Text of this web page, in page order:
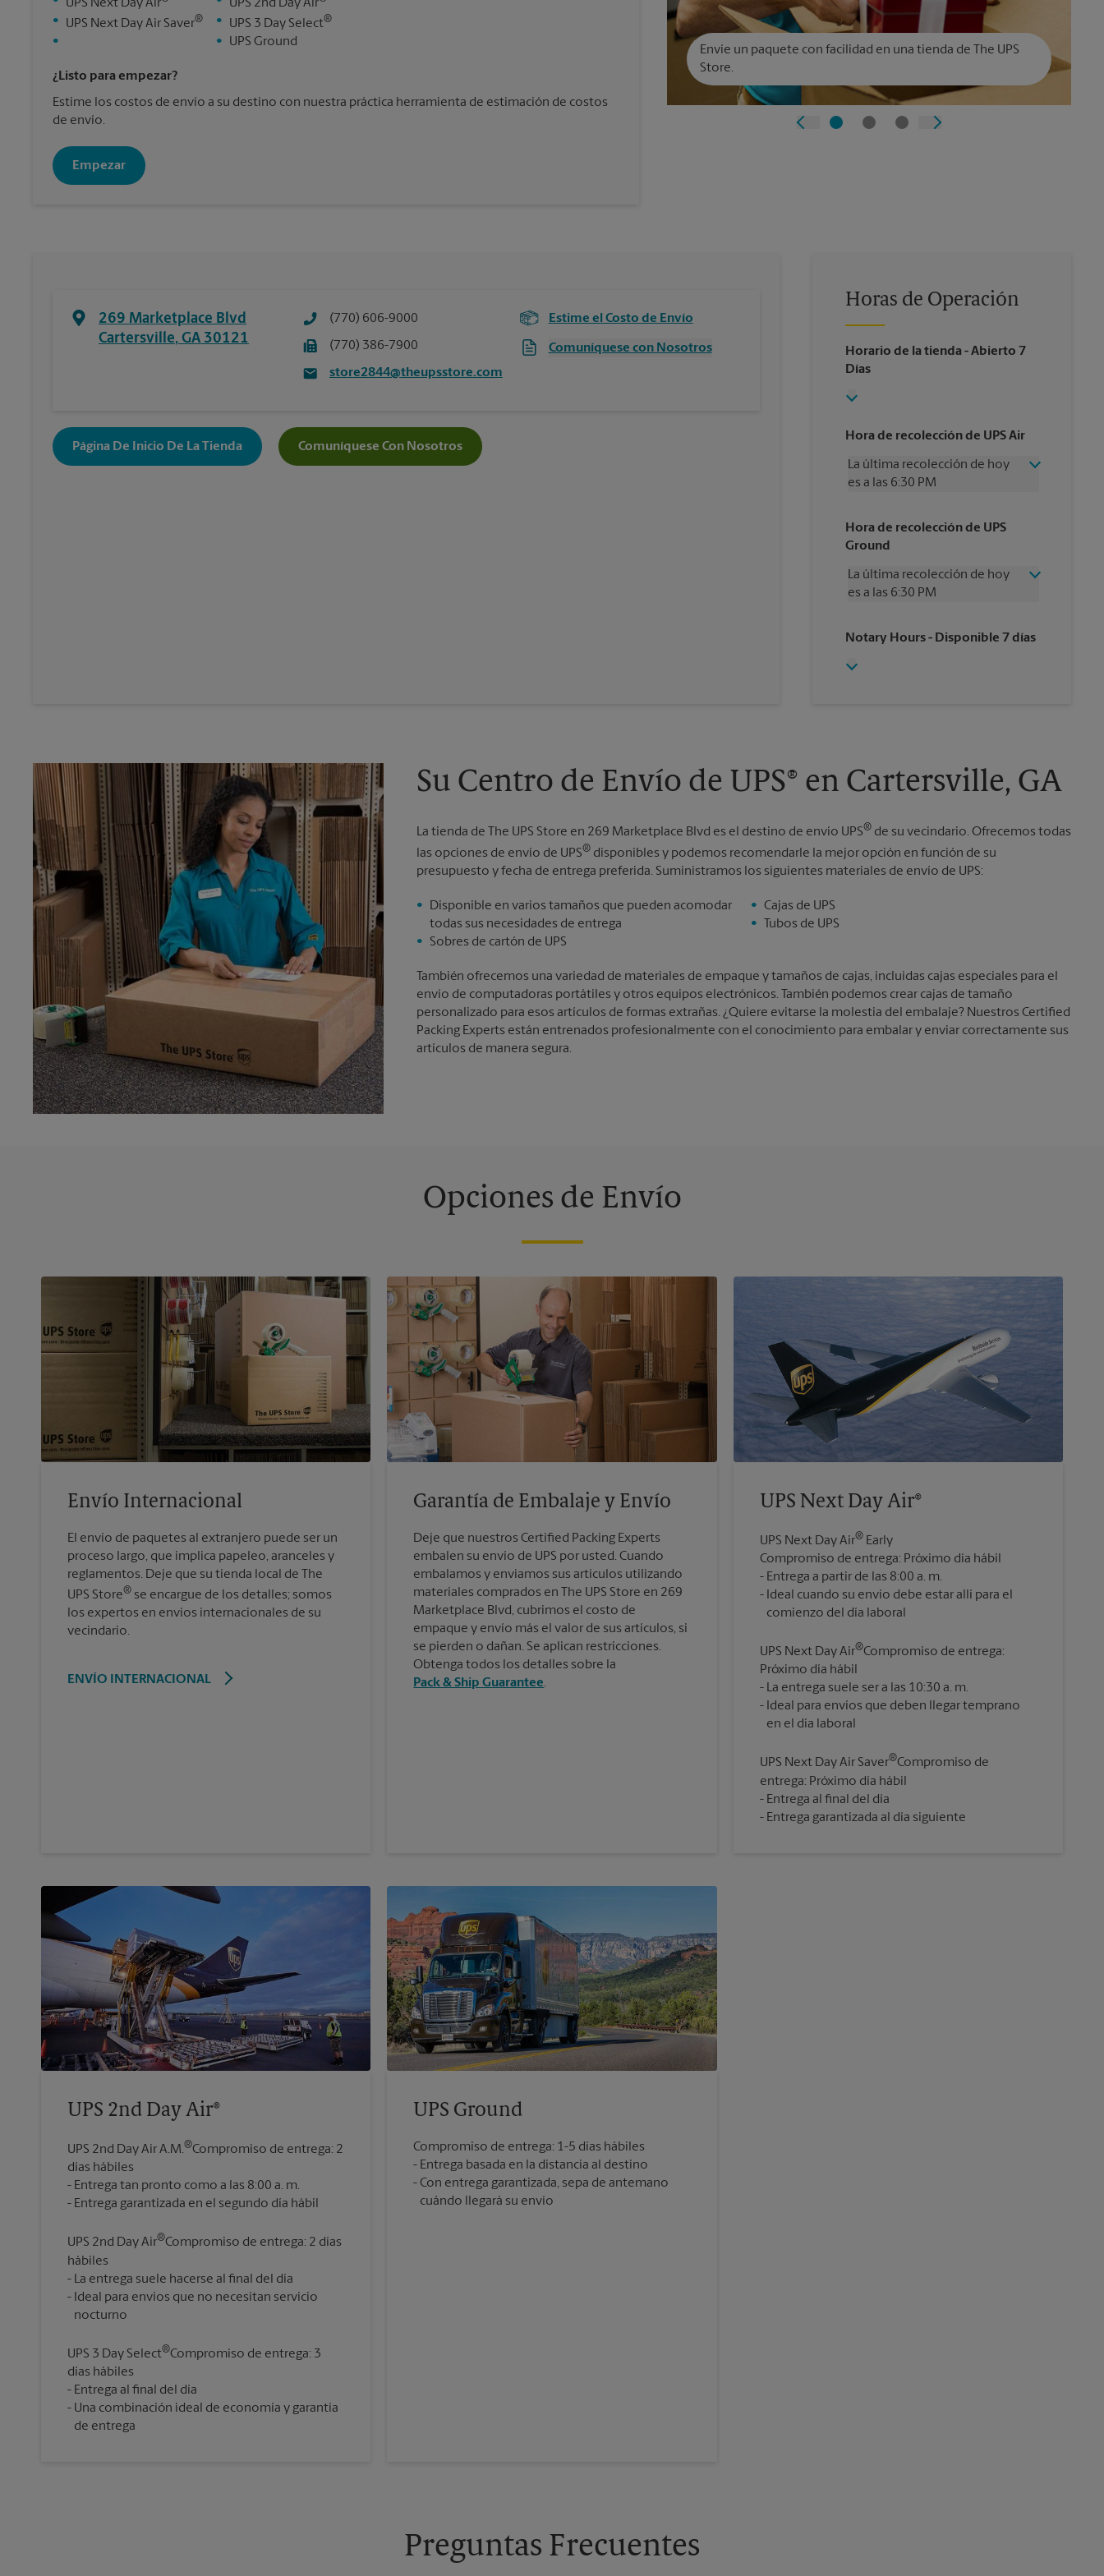
UPS Next Day Air
• UPS Next Day Air Saver®
•
UPS 2nd Day Air
• UPS 3 Day Select®
• UPS Ground
¿Listo para empezar?
Estime los costos de envío a su destino con nuestra práctica herramienta de estimación de costos
de envío.
Empezar
Envíe un paquete con facilidad en una tienda de The UPS
Store.
269 Marketplace Blvd
Cartersville, GA 30121
(770) 606-9000
(770) 386-7900
store2844@theupsstore.com
Estime el Costo de Envío
Comuníquese con Nosotros
Página De Inicio De La Tienda Comuníquese Con Nosotros
Horas de Operación
Horario de la tienda - Abierto 7
Días
Hora de recolección de UPS Air
La última recolección de hoy
es a las 6:30 PM
Jueves
6:30 PM
Viernes
Sábado
3:00 PM
Domingo
Sin Recolección
Hora de recolección de UPS
Ground
La última recolección de hoy
es a las 6:30 PM
Jueves
6:30 PM
Viernes
Notary Hours- Disponible 7 días
Su Centro de Envío de UPS® en Cartersville, GA
La tienda de The UPS Store en 269 Marketplace Blvd es el destino de envío UPS® de su vecindario. Ofrecemos todas
las opciones de envío de UPS® disponibles y podemos recomendarle la mejor opción en función de su
presupuesto y fecha de entrega preferida. Suministramos los siguientes materiales de envío de UPS:
Disponible en varios tamaños que pueden acomodar
todas sus necesidades de entrega
Sobres de cartón de UPS
Cajas de UPS
Tubos de UPS
También ofrecemos una variedad de materiales de empaque y tamaños de cajas, incluidas cajas especiales para el
envío de computadoras portátiles y otros equipos electrónicos. También podemos crear cajas de tamaño
personalizado para esos artículos de formas extrañas. ¿Quiere evitarse la molestia del embalaje? Nuestros Certified
Packing Experts están entrenados profesionalmente con el conocimiento para embalar y enviar correctamente sus
artículos de manera segura.
Opciones de Envío
Envío Internacional
El envío de paquetes al extranjero puede ser un
proceso largo, que implica papeleo, aranceles y
reglamentos. Deje que su tienda local de The
UPS Store® se encargue de los detalles; somos
los expertos en envíos internacionales de su
vecindario.
ENVÍO INTERNACIONAL
Garantía de Embalaje y Envío
Deje que nuestros Certified Packing Experts
embalen su envío de UPS por usted. Cuando
embalamos y enviamos sus artículos utilizando
materiales comprados en The UPS Store en 269
Marketplace Blvd, cubrimos el costo de
empaque y envío más el valor de sus artículos, si
se pierden o dañan. Se aplican restricciones.
Obtenga todos los detalles sobre la
Pack & Ship Guarantee.
UPS Next Day Air®
UPS Next Day Air®Early
Compromiso de entrega: Próximo día hábil
Entrega a partir de las 8:00 a. m.
Ideal cuando su envío debe estar allí para el
UPS Next Day Air®Compromiso de entrega:
Próximo día hábil
La entrega suele ser a las 10:30 a. m.
Ideal para envíos que deben llegar temprano
UPS Next Day Air Saver®Compromiso de
entrega: Próximo día hábil
Entrega al final del día
Entrega garantizada al día siguiente
UPS 2nd Day Air®
UPS 2nd Day Air A.M.®Compromiso de entrega: 2
días hábiles
Entrega tan pronto como a las 8:00 a. m.
UPS 2nd Day Air®Compromiso de entrega: 2 días
hábiles
La entrega suele hacerse al final del día
Ideal para envíos que no necesitan servicio
UPS 3 Day Select®Compromiso de entrega: 3
días hábiles
Entrega al final del día
Una combinación ideal de economía y garantía
de entrega
UPS Ground
Compromiso de entrega: 1-5 días hábiles
Entrega basada en la distancia al destino
Con entrega garantizada, sepa de antemano
cuándo llegará su envío
Preguntas Frecuentes